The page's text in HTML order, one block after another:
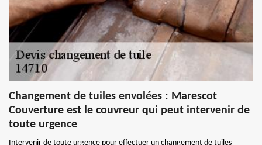
Changement de tuiles envolées : Marescot
Couverture est le couvreur qui peut intervenir de
toute urgence
Intervenir de toute urgence pour effectuer un changement de tuiles